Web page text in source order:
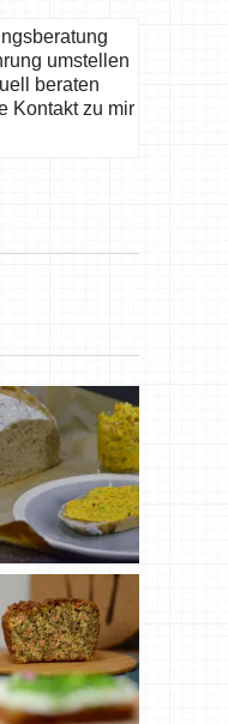
umstellen
beraten
Kontakt zu mir